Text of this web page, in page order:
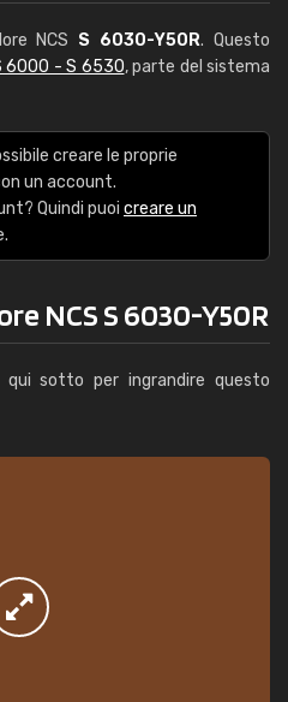
NCS S 6030-Y50R. Questo
6000 - S 6530, parte del sistema
creare le proprie
un account.
Quindi puoi creare un
NCS S 6030-Y50R
qui sotto per ingrandire questo